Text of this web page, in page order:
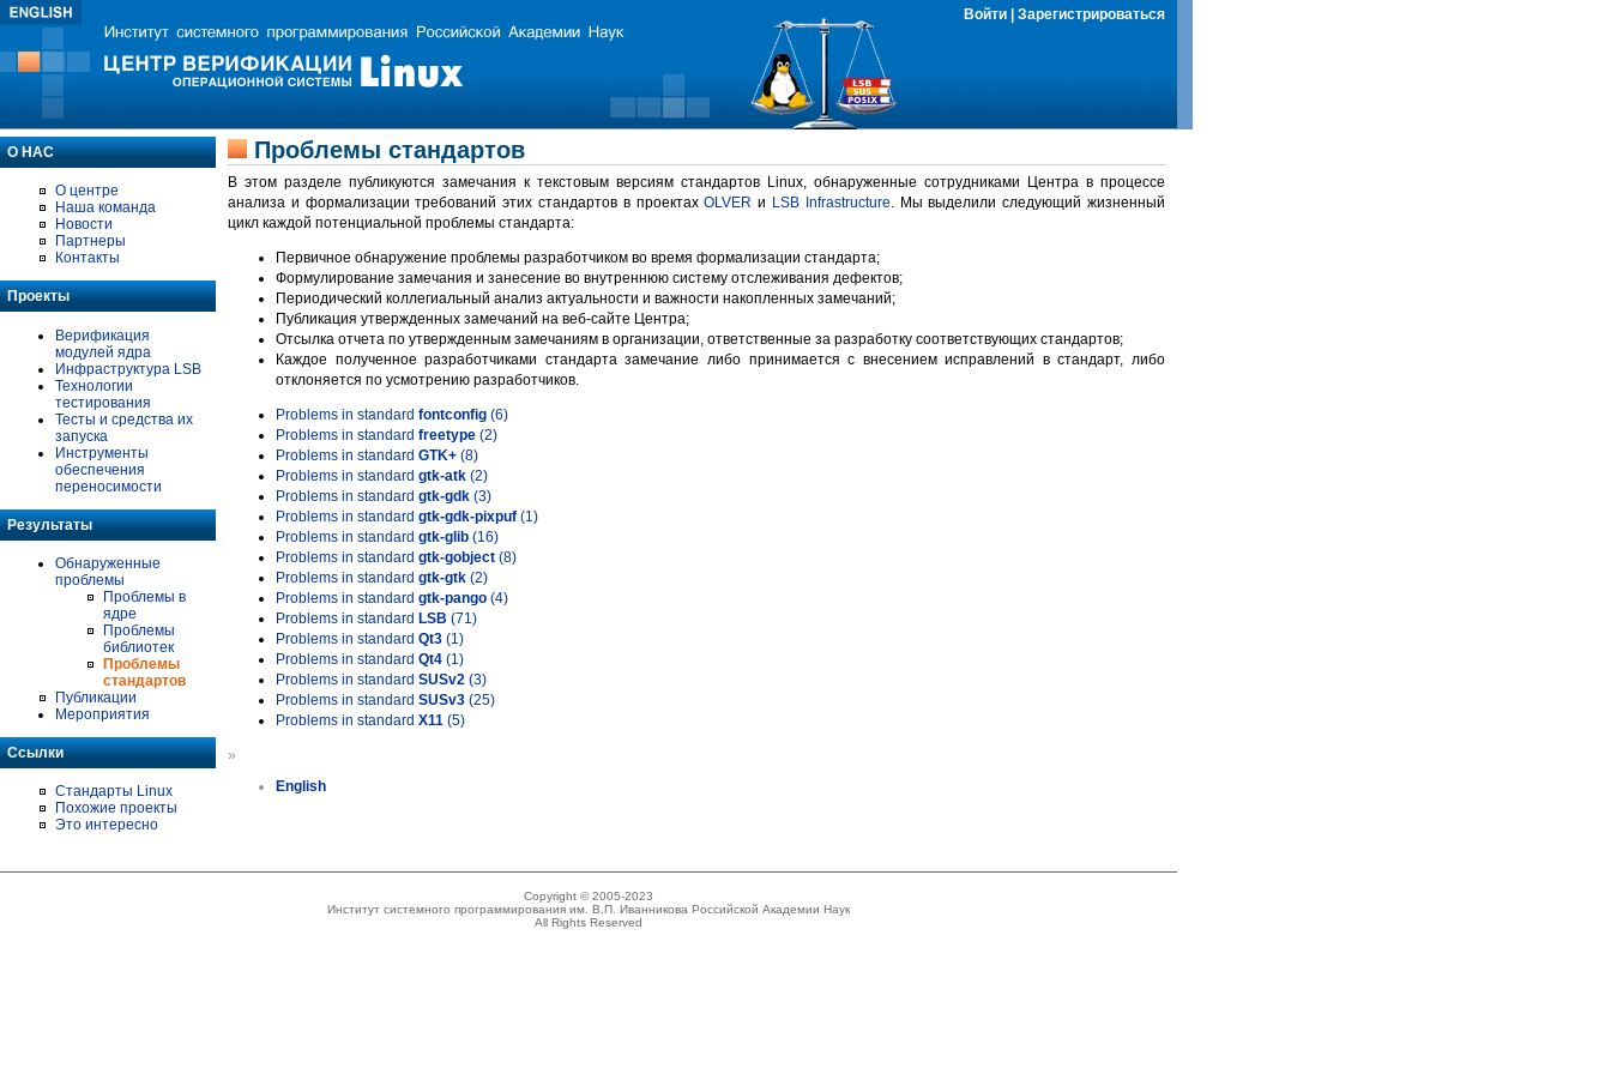
Войти Зарегистрироваться
О НАС
О центре
Наша команда
Новости
Партнеры
Контакты
Проекты
Верификация
модулей ядра
Инфраструктура LSB
Технологии
тестирования
Тесты и средства их
запуска
Инструменты
обеспечения
переносимости
Результаты
Обнаруженные
проблемы
Проблемы в
ядре
Проблемы
библиотек
Проблемы
стандартов
Публикации
Мероприятия
Ссылки
Стандарты Linux
Похожие проекты
Это интересно
Проблемы стандартов
В этом разделе публикуются замечания к текстовым версиям стандартов Linux, обнаруженные сотрудниками Центра в процессе
анализа и формализации требований этих стандартов в проектахOLVER и LSB Infrastructure. Мы выделили следующий жизненный
цикл каждой потенциальной проблемы стандарта:
Первичное обнаружение проблемы разработчиком во время формализации стандарта;
Формулирование замечания и занесение во внутреннюю систему отслеживания дефектов;
Периодический коллегиальный анализ актуальности и важности накопленных замечаний;
Публикация утвержденных замечаний на веб-сайте Центра;
Отсылка отчета по утвержденным замечаниям в организации, ответственные за разработку соответствующих стандартов;
Каждое полученное разработчиками стандарта замечание либо принимается с внесением исправлений в стандарт, либо
отклоняется по усмотрению разработчиков.
Problems in standard fontconfig (6)
Problems in standard freetype (2)
Problems in standard GTK+ (8)
Problems in standard gtk-atk (2)
Problems in standard gtk-gdk (3)
Problems in standard gtk-gdk-pixpuf (1)
Problems in standard gtk-glib (16)
Problems in standard gtk-gobject (8)
Problems in standard gtk-gtk (2)
Problems in standard gtk-pango (4)
Problems in standard LSB (71)
Problems in standard Qt3 (1)
Problems in standard Qt4 (1)
Problems in standard SUSv2 (3)
Problems in standard SUSv3 (25)
Problems in standard X11 (5)
»
English
Copyright © 2005-2023
Институт системного программирования им. В.П. Иванникова Российской Академии Наук
All Rights Reserved